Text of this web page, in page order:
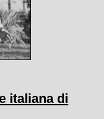
italiana di